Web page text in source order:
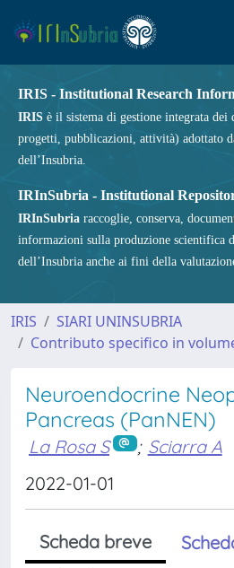
IRIS - Institutional Research
IRIS è il sistema di gestione integrata dei
progetti, pubblicazioni, attività) adottato
dell’Insubria.
IRInSubria - Institutional
IRInSubria raccoglie, conserva,
informazioni sulla produzione scientifica
dell’Insubria anche ai fini della
IRIS
SIARI UNINSUBRIA
Contributo specifico in
Neuroendocrine
Pancreas (PanNEN)
La Rosa S ; Sciarra A
2022-01-01
Scheda breve